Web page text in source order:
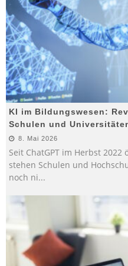
KI im Bildungswesen:
Schulen und
8. Mai 2026
Seit ChatGPT im Herbst
stehen Schulen und
noch ni...